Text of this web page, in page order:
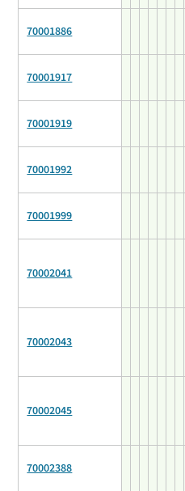
70001886
70001917
70001919
70001992
70001999
70002041
70002043
70002045
70002388